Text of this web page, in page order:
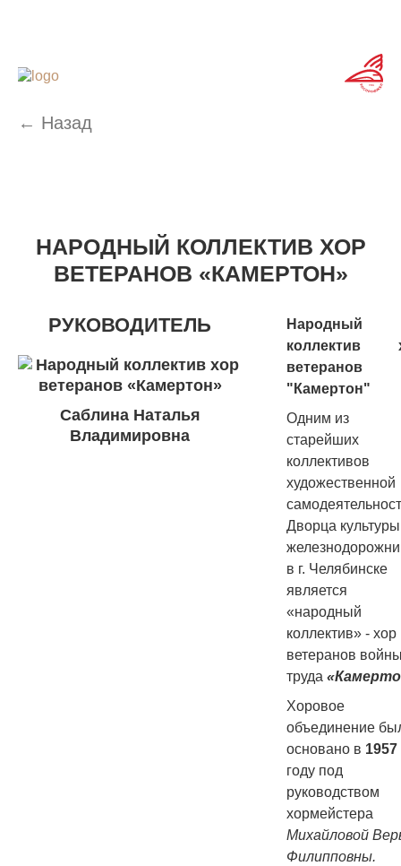
← Назад
НАРОДНЫЙ КОЛЛЕКТИВ ХОР
ВЕТЕРАНОВ «КАМЕРТОН»
РУКОВОДИТЕЛЬ
Саблина Наталья
Владимировна
Народный
коллектив
ветеранов
"Камертон"
Одним из
старейших
коллективов
художественной
Дворца культуры
в г. Челябинске
является
«народный
коллектив» - хор
ветеранов
труда
Хоровое
объединение
основано в 1957
году под
руководством
хормейстера
Михайловой
Филипповны.